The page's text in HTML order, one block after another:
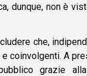
dunque, non è
che,
coinvolgenti. A
grazie